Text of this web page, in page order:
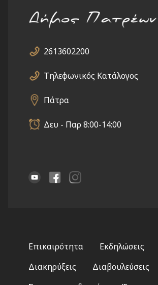
2613602200
Τηλεφωνικός Κατάλογος
Πάτρα
Δευ - Παρ 8:00-14:00
menu
Επικαιρότητα
Εκδηλώσεις
Διακηρύξεις
Διαβουλεύσεις